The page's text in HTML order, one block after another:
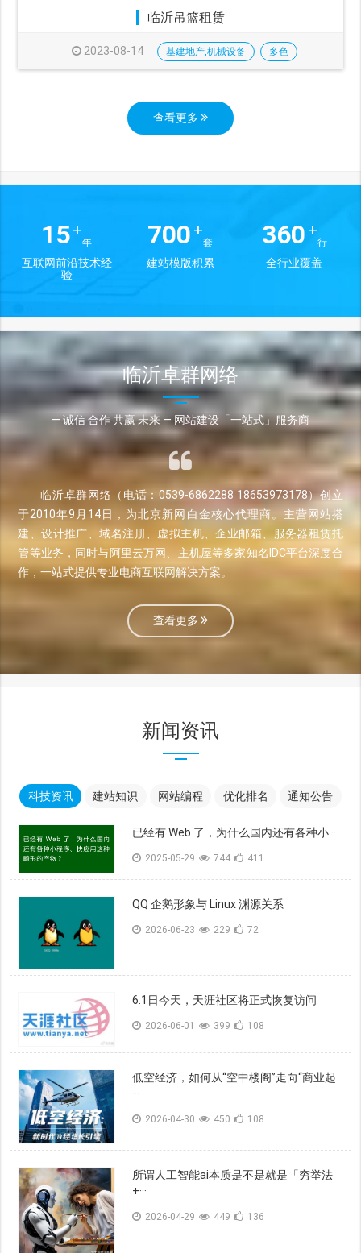
临沂吊篮租赁
2023-08-14 基建地产,机械设备 多色
查看更多
15+
年
互联网前沿技术经
验
700 +
套
建站模版积累
360 +
行
全行业覆盖
临沂卓群网络
— 诚信 合作 共赢 未来 — 网站建设「一站式」服务商
临沂卓群网络（电话：0539-6862288 18653973178）创立
于2010年9月14日，为北京新网白金核心代理商。主营网站搭
建、设计推广、域名注册、虚拟主机、企业邮箱、服务器租赁托
管等业务，同时与阿里云万网、主机屋等多家知名IDC平台深度合
作，一站式提供专业电商互联网解决方案。
查看更多
新闻资讯
科技资讯 建站知识 网站编程 优化排名 通知公告
已经有 Web 了，为什么国内还有各种小···
2025-05-29 744 411
QQ 企鹅形象与 Linux 渊源关系
2026-06-23 229 72
6.1日今天，天涯社区将正式恢复访问
2026-06-01 399 108
低空经济，如何从“空中楼阁”走向“商业起
···
2026-04-30 450 108
所谓人工智能ai本质是不是就是「穷举法
+···
2026-04-29 449 136